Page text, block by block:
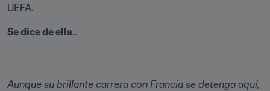
UEFA.
Se dice de ella..
Aunque su brillante carrera con Francia se detenga aquí,